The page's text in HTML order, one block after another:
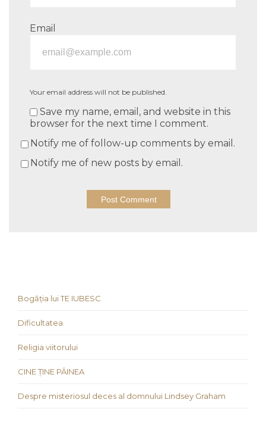
Email
Your email address will not be published.
Save my name, email, and website in this
browser for the next time I comment.
Notify me of follow-up comments by email.
Notify me of new posts by email.
Bogăția lui TE IUBESC
Dificultatea
Religia viitorului
CINE ȚINE PÂINEA
Despre misteriosul deces al domnului Lindsey Graham